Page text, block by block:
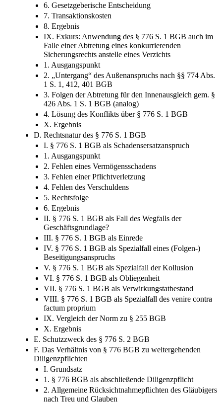
6. Gesetzgeberische Entscheidung
7. Transaktionskosten
8. Ergebnis
IX. Exkurs: Anwendung des § 776 S. 1 BGB auch im
Falle einer Abtretung eines konkurrierenden
Sicherungsrechts anstelle eines Verzichts
1. Ausgangspunkt
2. „Untergang“ des Außenanspruchs nach §§ 774 Abs.
1 S. 1, 412, 401 BGB
3. Folgen der Abtretung für den Innenausgleich gem. §
426 Abs. 1 S. 1 BGB (analog)
4. Lösung des Konflikts über § 776 S. 1 BGB
X. Ergebnis
D. Rechtsnatur des § 776 S. 1 BGB
I. § 776 S. 1 BGB als Schadensersatzanspruch
1. Ausgangspunkt
2. Fehlen eines Vermögensschadens
3. Fehlen einer Pflichtverletzung
4. Fehlen des Verschuldens
5. Rechtsfolge
6. Ergebnis
II. § 776 S. 1 BGB als Fall des Wegfalls der
Geschäftsgrundlage?
III. § 776 S. 1 BGB als Einrede
IV. § 776 S. 1 BGB als Spezialfall eines (Folgen-​)
Beseitigungsanspruchs
V. § 776 S. 1 BGB als Spezialfall der Kollusion
VI. § 776 S. 1 BGB als Obliegenheit
VII. § 776 S. 1 BGB als Verwirkungstatbestand
VIII. § 776 S. 1 BGB als Spezialfall des venire contra
factum proprium
IX. Vergleich der Norm zu § 255 BGB
X. Ergebnis
E. Schutzzweck des § 776 S. 2 BGB
F. Das Verhältnis von § 776 BGB zu weitergehenden
Diligenzpflichten
I. Grundsatz
1. § 776 BGB als abschließende Diligenzpflicht
2. Allgemeine Rücksichtnahmepflichten des Gläubigers
nach Treu und Glauben